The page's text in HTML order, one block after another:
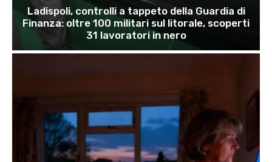
Ladispoli, controlli a tappeto della Guardia di
Finanza: oltre 100 militari sul litorale, scoperti
31 lavoratori in nero